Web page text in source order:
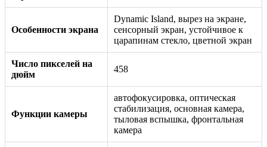
Особенности экрана
Dynamic Island, вырез на экране,
сенсорный экран, устойчивое к
царапинам стекло, цветной экран
Число пикселей на
дюйм
458
Функции камеры
автофокусировка, оптическая
стабилизация, основная камера,
тыловая вспышка, фронтальная
камера